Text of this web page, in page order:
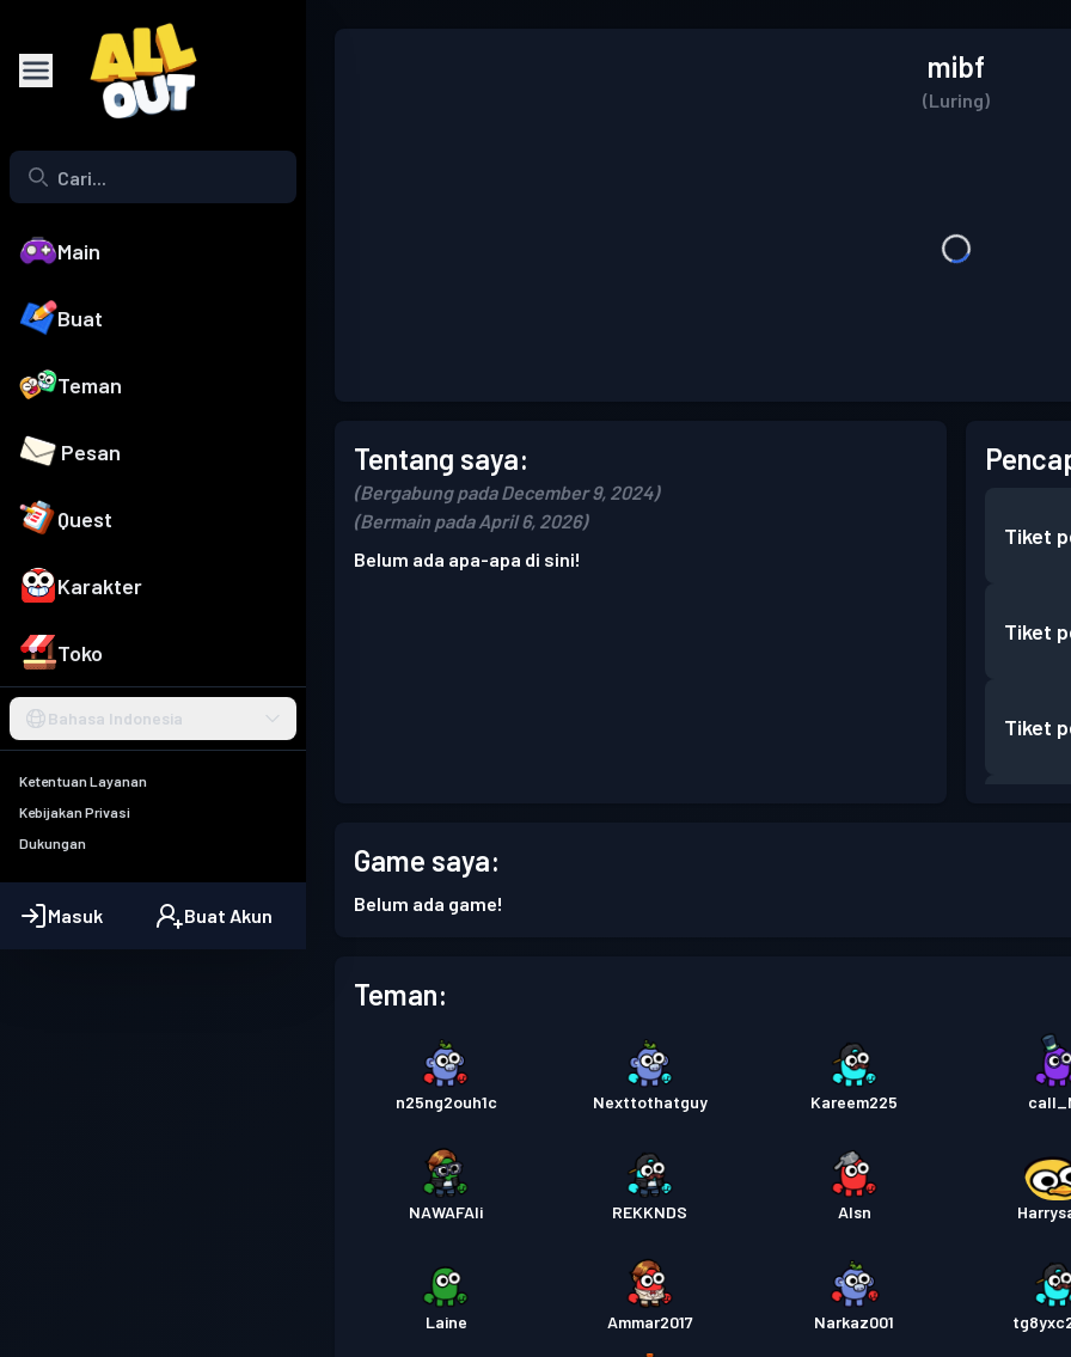
Main
Buat
Teman
Pesan
Quest
Karakter
Toko
Bahasa Indonesia
Ketentuan Layanan
Kebijakan Privasi
Dukungan
Masuk Buat Akun
mibf
(Luring)
Tentang saya:
(Bergabung pada December 9, 2024)
(Bermain pada April 6, 2026)
Belum ada apa-apa di sini!
Tiket
Tiket
Tiket
Tiket
Tiket
Game saya:
Belum ada game!
Teman:
n25ng2ouh1c Nexttothatguy Kareem225
NAWAFAli REKKNDS Alsn
Laine Ammar2017 Narkaz001